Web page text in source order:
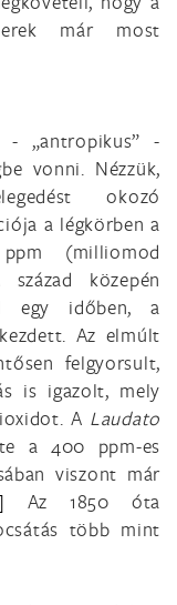
már most
- „antropikus” -
vonni. Nézzük,
okozó
a légkörben a
(milliomod
közepén
egy időben, a
Az elmúlt
felgyorsult,
is igazolt, mely
A Laudato
a 400 ppm-es
viszont már
Az 1850 óta
több mint